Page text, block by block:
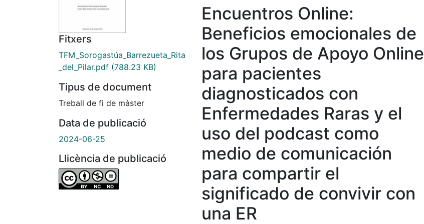
Fitxers
TFM_Sorogastúa_Barrezueta_Rita
_del_Pilar.pdf (788.23 KB)
Tipus de document
Treball de fi de màster
Data de publicació
2024-06-25
Llicència de publicació
Encuentros Online:
Beneficios emocionales de
los Grupos de Apoyo Online
para pacientes
diagnosticados con
Enfermedades Raras y el
uso del podcast como
medio de comunicación
para compartir el
significado de convivir con
una ER